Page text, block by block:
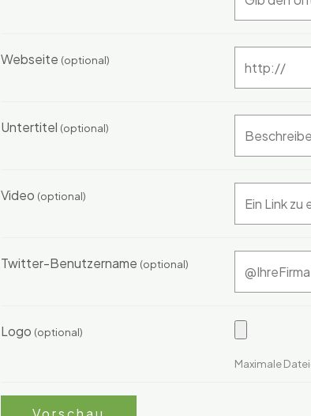
Webseite (optional)
Untertitel (optional)
Video (optional)
Twitter-Benutzername (optional)
Logo (optional)
Maximale